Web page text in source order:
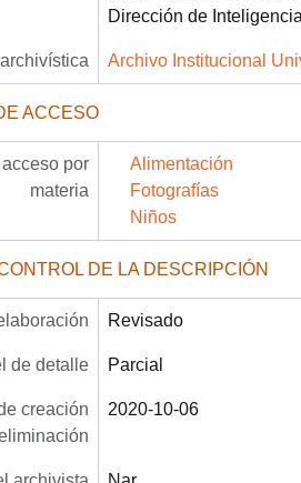
Dirección de
Archivo Institucional
ACCESO
por
materia
Alimentación
Fotografías
Niños
DE LA DESCRIPCIÓN
Revisado
de detalle Parcial
creación
2020-10-06